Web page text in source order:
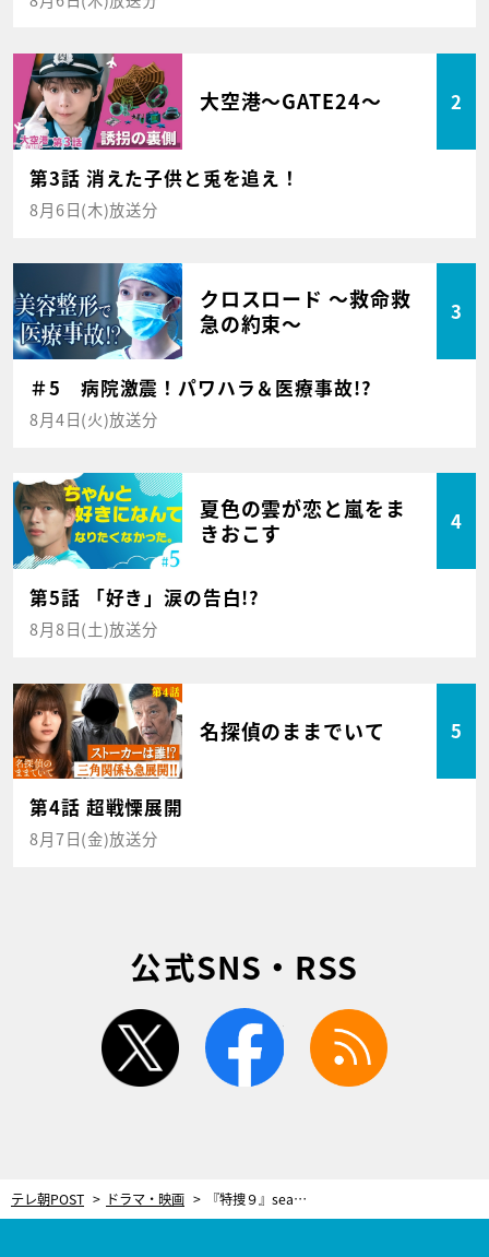
大空港～GATE24～ 2
第3話 消えた子供と兎を追え！
8月6日(木)放送分
クロスロード ～救命救
急の約束～
3
＃5 病院激震！パワハラ＆医療事故!?
8月4日(火)放送分
夏色の雲が恋と嵐をま
きおこす
4
第5話 「好き」涙の告白!?
8月8日(土)放送分
名探偵のままでいて 5
第4話 超戦慄展開
8月7日(金)放送分
公式SNS・RSS
twitter facebook
テレ朝POST ドラマ・映画 『特捜９』season6、今夜スタート！20th Centuryによる主題歌も放送内で解禁